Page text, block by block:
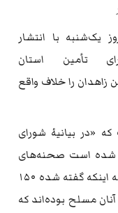
یک‌شنبه با انتشار
تأمین استان
را خلاف واقع
«در بیانیهٔ شورای
شده است صحنه‌های
اصلی و واقعی تغییر داده شوند؛ از جمله اینکه گفته شده ۱۵۰
مسلح بوده‌اند که